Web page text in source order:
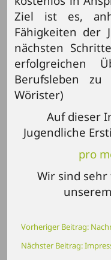
Ziel ist es,
Fähigkeiten der
nächsten
erfolgreichen
Berufsleben zu
Wörister)
Auf dieser
Jugendliche
pro
Wir sind
Vorheriger Beitrag:
Nächster Beitrag: